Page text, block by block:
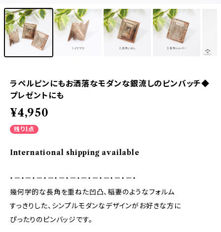
ラペルピンにもお洒落なモダンな銀流しのピンバッチ◆
プレゼントにも
¥4,950
残り1点
International shipping available
・－・－・－・－・－・－・－・－・－・－・－・
幾何学的な長角を重ねた凹凸、稲妻のようなフォルム
すっきりした、シンプルモダンなデザインがお好きな方に
ぴったりのピンバッジです。